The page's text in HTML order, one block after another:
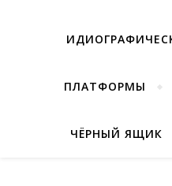
ПЛАТФОРМЫ
ЧЁРНЫЙ ЯЩИК